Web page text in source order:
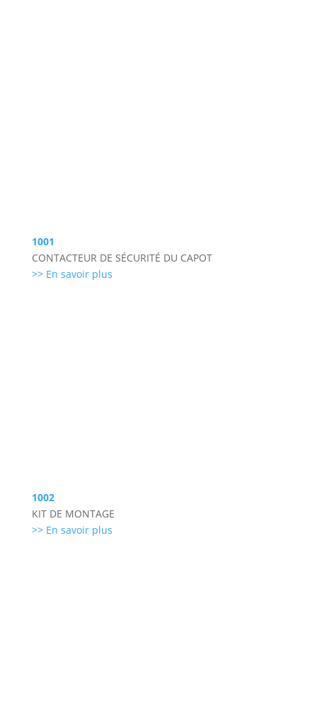
1001
CONTACTEUR DE SÉCURITÉ DU CAPOT
>> En savoir plus
1002
KIT DE MONTAGE
>> En savoir plus